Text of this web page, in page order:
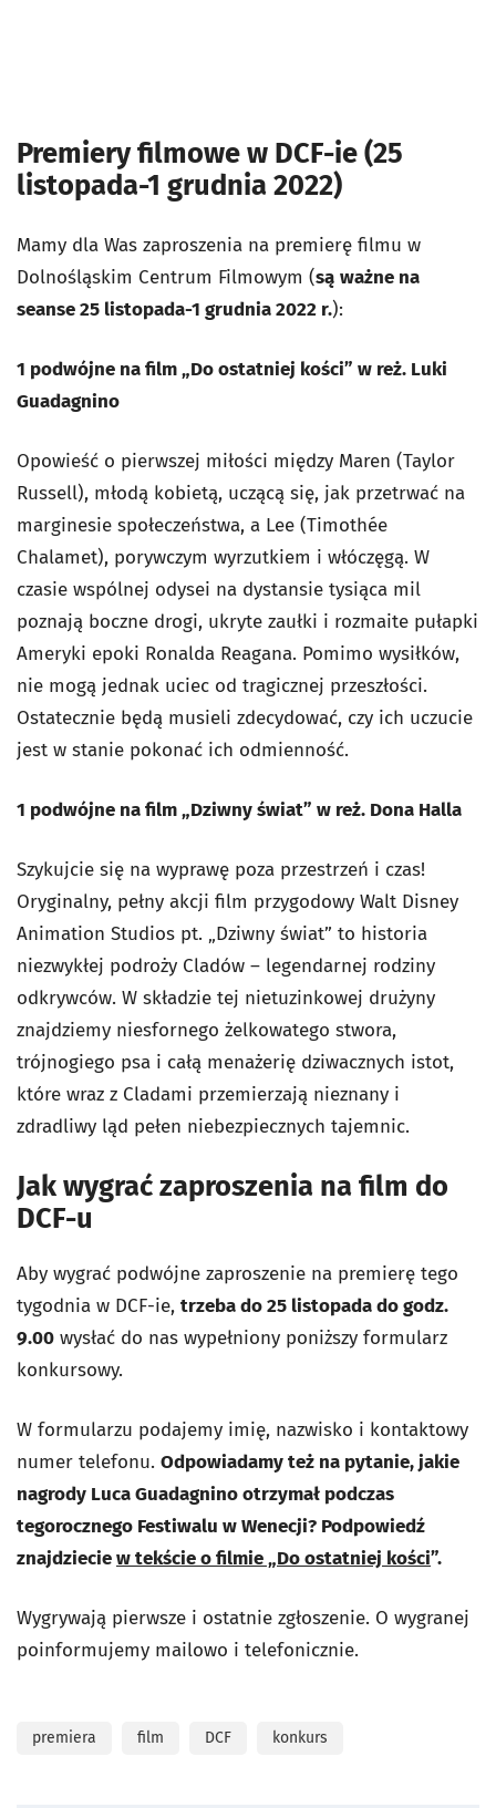
Premiery filmowe w DCF-ie (25
listopada-1 grudnia 2022)
Mamy dla Was zaproszenia na premierę filmu w
Dolnośląskim Centrum Filmowym (są ważne na
seanse 25 listopada-1 grudnia 2022 r.):
1 podwójne na film „Do ostatniej kości” w reż. Luki
Guadagnino
Opowieść o pierwszej miłości między Maren (Taylor
Russell), młodą kobietą, uczącą się, jak przetrwać na
marginesie społeczeństwa, a Lee (Timothée
Chalamet), porywczym wyrzutkiem i włóczęgą. W
czasie wspólnej odysei na dystansie tysiąca mil
poznają boczne drogi, ukryte zaułki i rozmaite pułapki
Ameryki epoki Ronalda Reagana. Pomimo wysiłków,
nie mogą jednak uciec od tragicznej przeszłości.
Ostatecznie będą musieli zdecydować, czy ich uczucie
jest w stanie pokonać ich odmienność.
1 podwójne na film „Dziwny świat” w reż. Dona Halla
Szykujcie się na wyprawę poza przestrzeń i czas!
Oryginalny, pełny akcji film przygodowy Walt Disney
Animation Studios pt. „Dziwny świat” to historia
niezwykłej podroży Cladów – legendarnej rodziny
odkrywców. W składzie tej nietuzinkowej drużyny
znajdziemy niesfornego żelkowatego stwora,
trójnogiego psa i całą menażerię dziwacznych istot,
które wraz z Cladami przemierzają nieznany i
zdradliwy ląd pełen niebezpiecznych tajemnic.
Jak wygrać zaproszenia na film do
DCF-u
Aby wygrać podwójne zaproszenie na premierę tego
tygodnia w DCF-ie, trzeba do 25 listopada do godz.
9.00 wysłać do nas wypełniony poniższy formularz
konkursowy.
W formularzu podajemy imię, nazwisko i kontaktowy
numer telefonu. Odpowiadamy też na pytanie, jakie
nagrody Luca Guadagnino otrzymał podczas
tegorocznego Festiwalu w Wenecji? Podpowiedź
znajdzieciew tekście o filmie „Do ostatniej kości”.
Wygrywają pierwsze i ostatnie zgłoszenie. O wygranej
poinformujemy mailowo i telefonicznie.
premiera film DCF konkurs